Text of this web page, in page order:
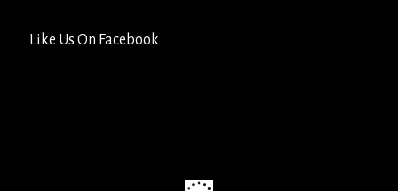
Like Us On Facebook